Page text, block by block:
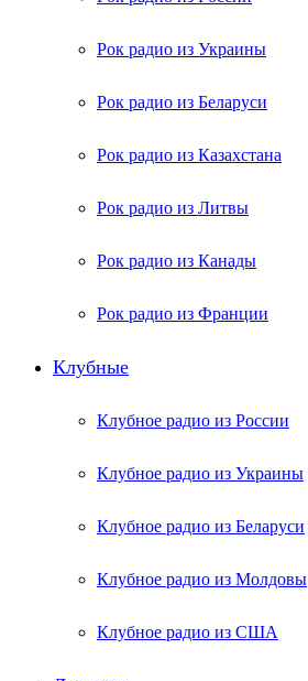
Рок радио из Украины
Рок радио из Беларуси
Рок радио из Казахстана
Рок радио из Литвы
Рок радио из Канады
Рок радио из Франции
Клубные
Клубное радио из России
Клубное радио из Украины
Клубное радио из Беларуси
Клубное радио из Молдовы
Клубное радио из США